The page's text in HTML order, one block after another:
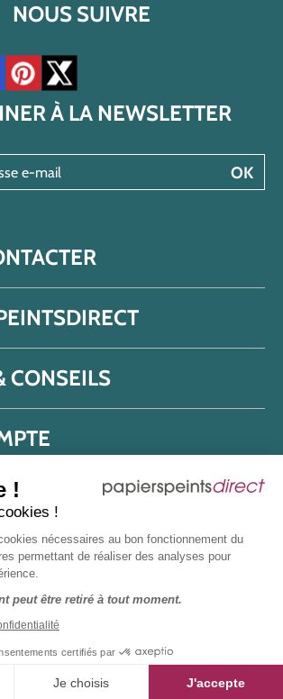
!
!
nécessaires au bon fonctionnement du
permettant de réaliser des analyses pour
peut être retiré à tout moment.
certifiés par
Je choisis J'accepte
NOUS SUIVRE
chaîne YouTube
notre compte Instagram
à notre page Facebook
Accéder à notre compte Pinterest
Accéder à notre compte Twitter/X
À LA NEWSLETTER
OK
CONSEILS
Mentions légales
données réseaux sociaux